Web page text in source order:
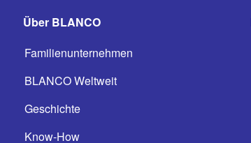
Über BLANCO
Familienunternehmen
BLANCO Weltweit
Geschichte
Know-How